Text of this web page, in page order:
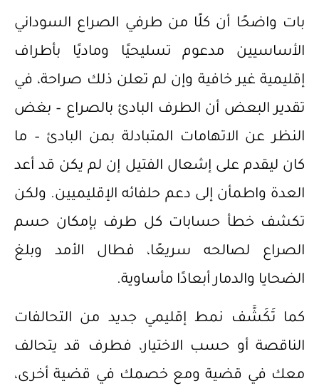
بات واضحًا أن كلًا من طرفي الصراع السوداني
الأساسيين مدعوم تسليحيًا وماديًا بأطراف
إقليمية غير خافية وإن لم تعلن ذلك صراحة، في
تقدير البعض أن الطرف البادئ بالصراع – بغض
النظر عن الاتهامات المتبادلة بمن البادئ – ما
كان ليقدم على إشعال الفتيل إن لم يكن قد أعد
العدة واطمأن إلى دعم حلفائه الإقليميين. ولكن
تكشف خطأ حسابات كل طرف بإمكان حسم
الصراع لصالحه سريعًا، فطال الأمد وبلغ
الضحايا والدمار أبعادًا مأساوية.
كما تَكَشَّف نمط إقليمي جديد من التحالفات
الناقصة أو حسب الاختيار، فطرف قد يتحالف
معك في قضية ومع خصمك في قضية أخرى،